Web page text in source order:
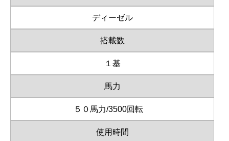
ディーゼル
搭載数
１基
馬力
５０馬力/3500回転
使用時間